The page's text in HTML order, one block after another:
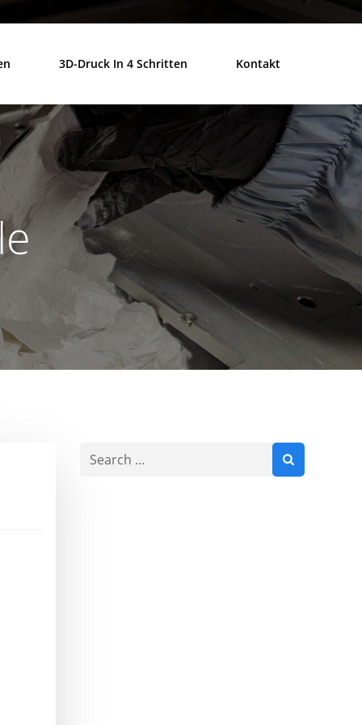
3D-Druck In 4 Schritten Kontakt
Search